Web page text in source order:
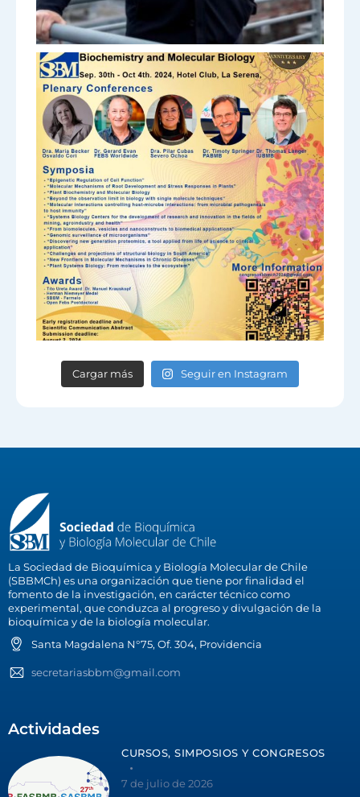
Cargar más Seguir en Instagram
La Sociedad de Bioquímica y Biología Molecular de Chile
(SBBMCh) es una organización que tiene por finalidad el
fomento de la investigación, en carácter técnico como
experimental, que conduzca al progreso y divulgación de la
bioquímica y de la biología molecular.
Santa Magdalena N°75, Of. 304, Providencia
secretariasbbm@gmail.com
Actividades
CURSOS, SIMPOSIOS Y CONGRESOS
7 de julio de 2026